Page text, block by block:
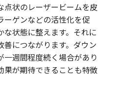
点状のレーザービームを皮
ーゲンなどの活性化を促
な状態に整えます。それに
善につながります。ダウン
週間程度続く場合があり
果が期待できることも特徴